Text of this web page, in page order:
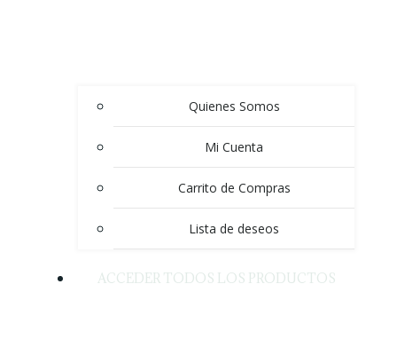
Quienes Somos
Mi Cuenta
Carrito de Compras
Lista de deseos
ACCEDER TODOS LOS PRODUCTOS